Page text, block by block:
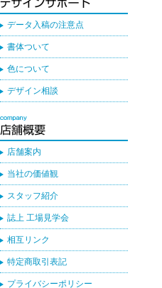
データ入稿の注意点
書体ついて
色について
デザイン相談
店舗案内
当社の価値観
スタッフ紹介
誌上 工場見学会
相互リンク
特定商取引表記
プライバシーポリシー